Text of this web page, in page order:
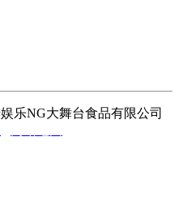
乐NG大舞台食品有限公司